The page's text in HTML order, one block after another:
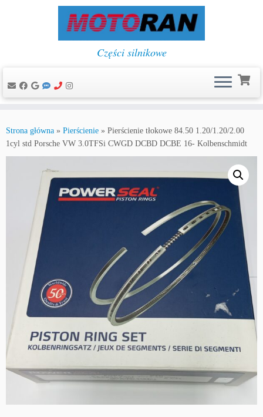
do
treści
Części silnikowe
Strona główna » Pierścienie » Pierścienie tłokowe 84.50 1.20/1.20/2.00
1cyl std Porsche VW 3.0TFSi CWGD DCBD DCBE 16- Kolbenschmidt